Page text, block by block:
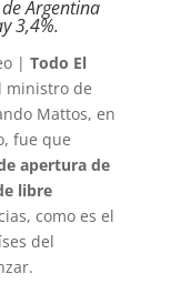
Argentina
3,4%.
| Todo El
ministro de
Mattos, en
fue que
apertura de
libre
como es el
del